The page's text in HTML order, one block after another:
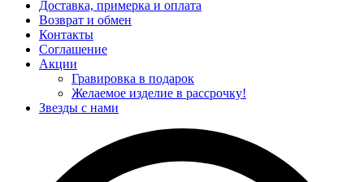
Доставка, примерка и оплата
Возврат и обмен
Контакты
Соглашение
Акции
Гравировка в подарок
Желаемое изделие в рассрочку!
Звезды с нами